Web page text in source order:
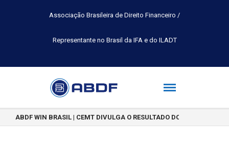
Associação Brasileira de Direito Financeiro /
Representante no Brasil da IFA e do ILADT
ABDF WIN BRASIL | CEMT DIVULGA O RESULTADO DO CONCURSO